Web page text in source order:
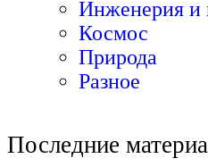
Инженерия и
Космос
Природа
Разное
Последние